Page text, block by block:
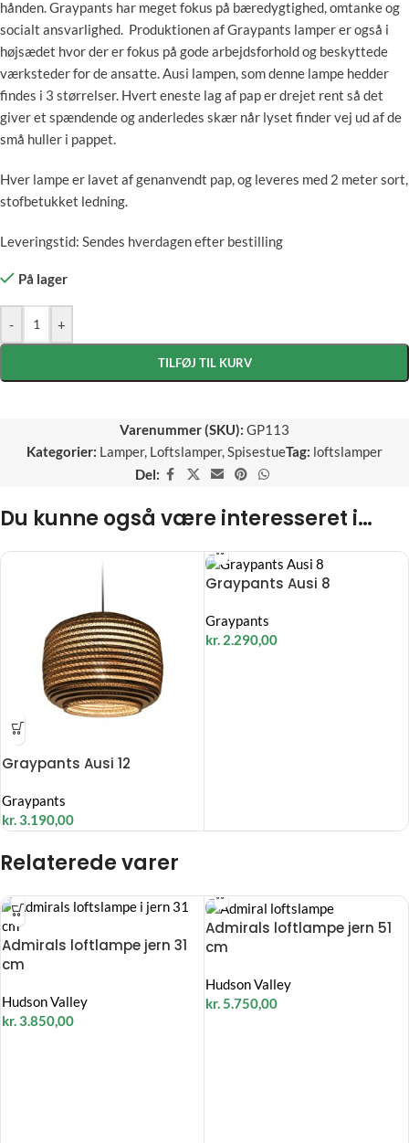
hånden. Graypants har meget fokus på bæredygtighed, omtanke og
socialt ansvarlighed. Produktionen af Graypants lamper er også i
højsædet hvor der er fokus på gode arbejdsforhold og beskyttede
værksteder for de ansatte. Ausi lampen, som denne lampe hedder
findes i 3 størrelser. Hvert eneste lag af pap er drejet rent så det
giver et spændende og anderledes skær når lyset finder vej ud af de
små huller i pappet.
Hver lampe er lavet af genanvendt pap, og leveres med 2 meter sort,
stofbetukket ledning.
Leveringstid: Sendes hverdagen efter bestilling
På lager
- +
TILFØJ TIL KURV
Varenummer (SKU): GP113
Kategorier: Lamper, Loftslamper,SpisestueTag: loftslamper
Del:
Du kunne også være interesseret i…
Graypants Ausi 12
Graypants
kr.3.190,00
Graypants Ausi 8
Graypants
kr. 2.290,00
Relaterede varer
Admirals loftlampe jern 31
cm
Hudson Valley
kr.3.850,00
Admirals loftlampe jern 51
cm
Hudson Valley
kr.5.750,00